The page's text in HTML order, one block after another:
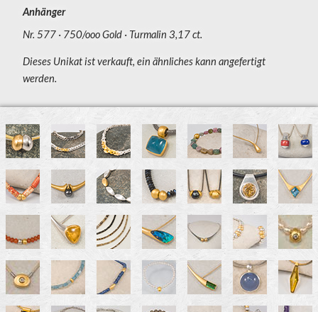
Anhänger
Nr. 577
750/ooo Gold Turmalin 3,17 ct.
Dieses Unikat ist verkauft, ein ähnliches kann angefertigt
werden.